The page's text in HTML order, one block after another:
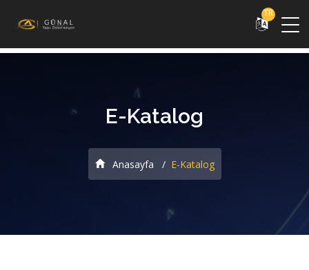
TR
E-Katalog
Anasayfa E-Katalog